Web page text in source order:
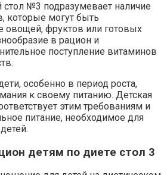
стол №3 подразумевает наличие
которые могут быть
овощей, фруктов или готовых
в рацион и
поступление витаминов
особенно в период роста,
к своему питанию. Детская
этим требованиям и
питание, необходимое для
детям по диете стол 3